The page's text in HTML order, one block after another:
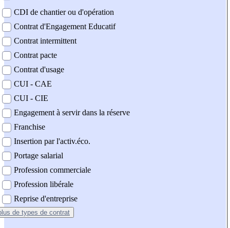
CDI de chantier ou d'opération
Contrat d'Engagement Educatif
Contrat intermittent
Contrat pacte
Contrat d'usage
CUI - CAE
CUI - CIE
Engagement à servir dans la réserve
Franchise
Insertion par l'activ.éco.
Portage salarial
Profession commerciale
Profession libérale
Reprise d'entreprise
de types de contrat